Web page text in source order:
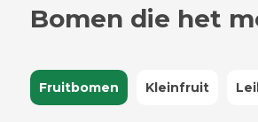
Bomen die het
Fruitbomen Kleinfruit